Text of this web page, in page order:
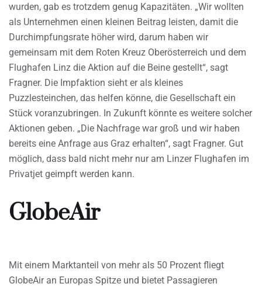
wurden, gab es trotzdem genug Kapazitäten. „Wir wollten
als Unternehmen einen kleinen Beitrag leisten, damit die
Durchimpfungsrate höher wird, darum haben wir
gemeinsam mit dem Roten Kreuz Oberösterreich und dem
Flughafen Linz die Aktion auf die Beine gestellt“, sagt
Fragner. Die Impfaktion sieht er als kleines
Puzzlesteinchen, das helfen könne, die Gesellschaft ein
Stück voranzubringen. In Zukunft könnte es weitere solcher
Aktionen geben. „Die Nachfrage war groß und wir haben
bereits eine Anfrage aus Graz erhalten“, sagt Fragner. Gut
möglich, dass bald nicht mehr nur am Linzer Flughafen im
Privatjet geimpft werden kann.
GlobeAir
Mit einem Marktanteil von mehr als 50 Prozent fliegt
GlobeAir an Europas Spitze und bietet Passagieren